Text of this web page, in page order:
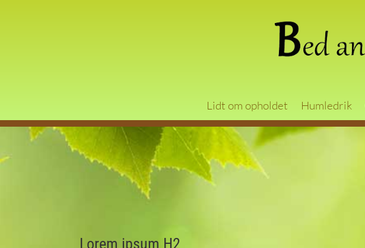
Lidt om opholdet Humledrik
Lorem ipsum H2